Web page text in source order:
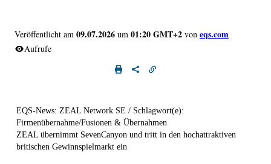
Veröffentlicht am 09.07.2026 um 01:20 GMT+2 von eqs.com
Aufrufe
EQS-News: ZEAL Network SE / Schlagwort(e):
Firmenübernahme/Fusionen & Übernahmen
ZEAL übernimmt SevenCanyon und tritt in den hochattraktiven
britischen Gewinnspielmarkt ein